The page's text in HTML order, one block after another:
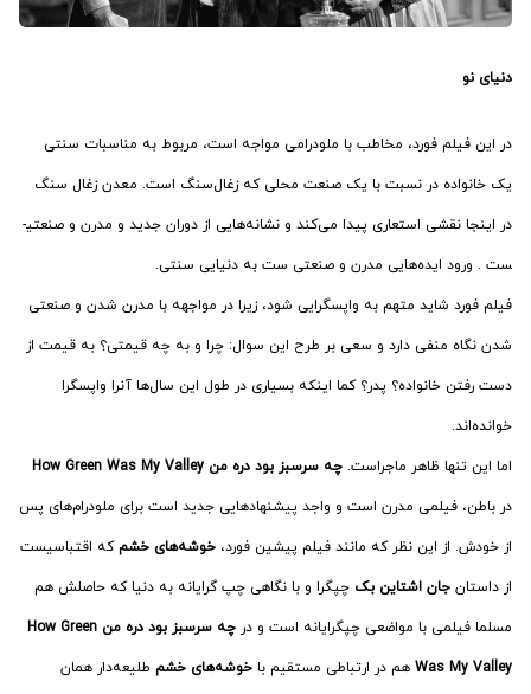
دنیای نو
در این فیلم فورد، مخاطب با ملودرامی مواجه است، مربوط به مناسبات سنتی
یک خانواده در نسبت با یک صنعت محلی که زغال‌­سنگ است. معدن زغال سنگ
در اینجا نقشی استعاری پیدا می­‌کند و نشانه‌هایی از دوران جدید و مدرن و صنعتی­
ست . ورود ایده­‌هایی مدرن و صنعتی ست به دنیایی سنتی.
فیلم فورد شاید متهم به واپسگرایی شود، زیرا در مواجهه با مدرن شدن و صنعتی
شدن نگاه منفی دارد و سعی بر طرح این سوال: چرا و به چه قیمتی؟ به قیمت از
دست رفتن خانواده؟ پدر؟ کما اینکه بسیاری در طول این سال­‌ها آنرا واپسگرا
خوانده‌­اند.
اما این تنها ظاهر ماجراست. چه سرسبز بود دره من How Green Was My Valley
در باطن، فیلمی مدرن است و واجد پیشنهادهایی جدید است برای ملودرام‌های پس
از خودش. از این نظر که مانند فیلم پیشین فورد، خوشه‌­های خشمکه اقتباسی­ست
از داستان جان اشتاین بک چپ­گرا و با نگاهی چپ گرایانه به دنیا که حاصلش هم
مسلما فیلمی با مواضعی چپ­گرایانه است و در چه سرسبز بود دره من How Green
Was My Valley هم در ارتباطی مستقیم با خوشه‌های خشم طلیعه‌­دار همان